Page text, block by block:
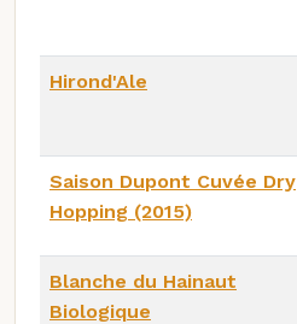
Hirond'Ale
Saison Dupont Cuvée Dry
Hopping (2015)
Blanche du Hainaut
Biologique